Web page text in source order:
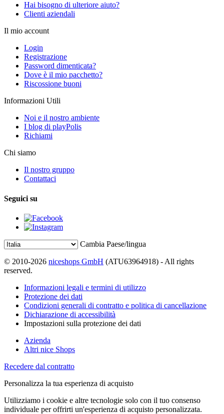
Hai bisogno di ulteriore aiuto?
Clienti aziendali
Il mio account
Login
Registrazione
Password dimenticata?
Dove è il mio pacchetto?
Riscossione buoni
Informazioni Utili
Noi e il nostro ambiente
I blog di playPolis
Richiami
Chi siamo
Il nostro gruppo
Contattaci
Seguici su
Cambia Paese/lingua
© 2010-2026 niceshops GmbH (ATU63964918) - All rights
reserved.
Informazioni legali e termini di utilizzo
Protezione dei dati
Condizioni generali di contratto e politica di cancellazione
Dichiarazione di accessibilità
Impostazioni sulla protezione dei dati
Azienda
Altri nice Shops
Recedere dal contratto
Personalizza la tua esperienza di acquisto
Utilizziamo i cookie e altre tecnologie solo con il tuo consenso
individuale per offrirti un'esperienza di acquisto personalizzata.